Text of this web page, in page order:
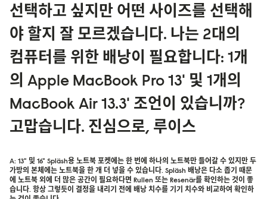
선택하고 싶지만 어떤 사이즈를 선택해
야 할지 잘 모르겠습니다. 나는 2대의
컴퓨터를 위한 배낭이 필요합니다: 1개
의 Apple MacBook Pro 13' 및 1개의
MacBook Air 13.3' 조언이 있습니까?
고맙습니다. 진심으로, 루이스
A: 13" 및 16" Spläsh용 노트북 포켓에는 한 번에 하나의 노트북만 들어갈 수 있지만 두
가방의 본체에는 노트북을 한 개 더 넣을 수 있습니다. Spläsh 배낭은 다소 좁기 때문
에 노트북 외에 더 많은 공간이 필요하다면 Rullen 또는 Resenär를 확인하는 것이 좋
습니다. 항상 그렇듯이 결정을 내리기 전에 배낭 치수를 기기 치수와 비교하여 확인하